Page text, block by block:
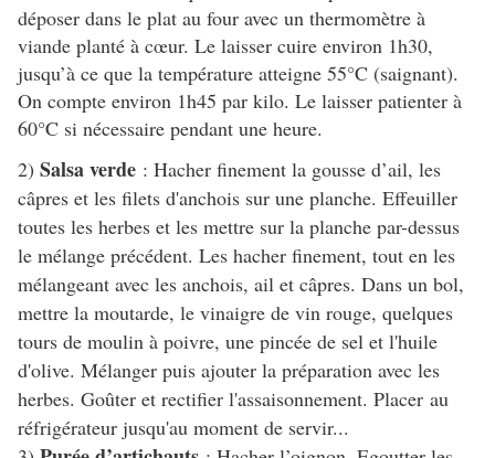
déposer dans le plat au four avec un thermomètre à
viande planté à cœur. Le laisser cuire environ 1h30,
jusqu’à ce que la température atteigne 55°C (saignant).
On compte environ 1h45 par kilo. Le laisser patienter à
60°C si nécessaire pendant une heure.
2) Salsa verde : Hacher finement la gousse d’ail, les
câpres et les filets d'anchois sur une planche. Effeuiller
toutes les herbes et les mettre sur la planche par-dessus
le mélange précédent. Les hacher finement, tout en les
mélangeant avec les anchois, ail et câpres. Dans un bol,
mettre la moutarde, le vinaigre de vin rouge, quelques
tours de moulin à poivre, une pincée de sel et l'huile
d'olive. Mélanger puis ajouter la préparation avec les
herbes. Goûter et rectifier l'assaisonnement. Placer au
réfrigérateur jusqu'au moment de servir...